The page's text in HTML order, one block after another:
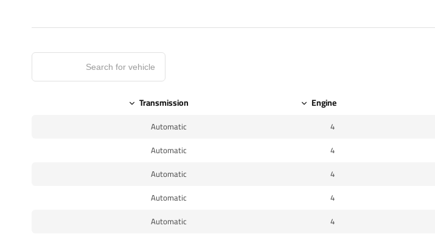
Engine
Transmission
4
Automatic
4
Automatic
4
Automatic
4
Automatic
4
Automatic